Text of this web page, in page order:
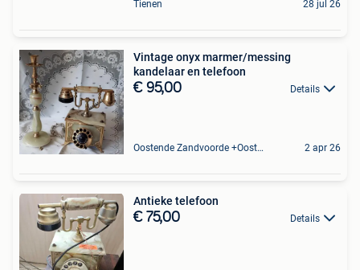
Tienen 28 jul 26
Vintage onyx marmer/messing
kandelaar en telefoon
€ 95,00 Details
Oostende Zandvoorde +Oostende 2 apr 26
Antieke telefoon
€ 75,00 Details